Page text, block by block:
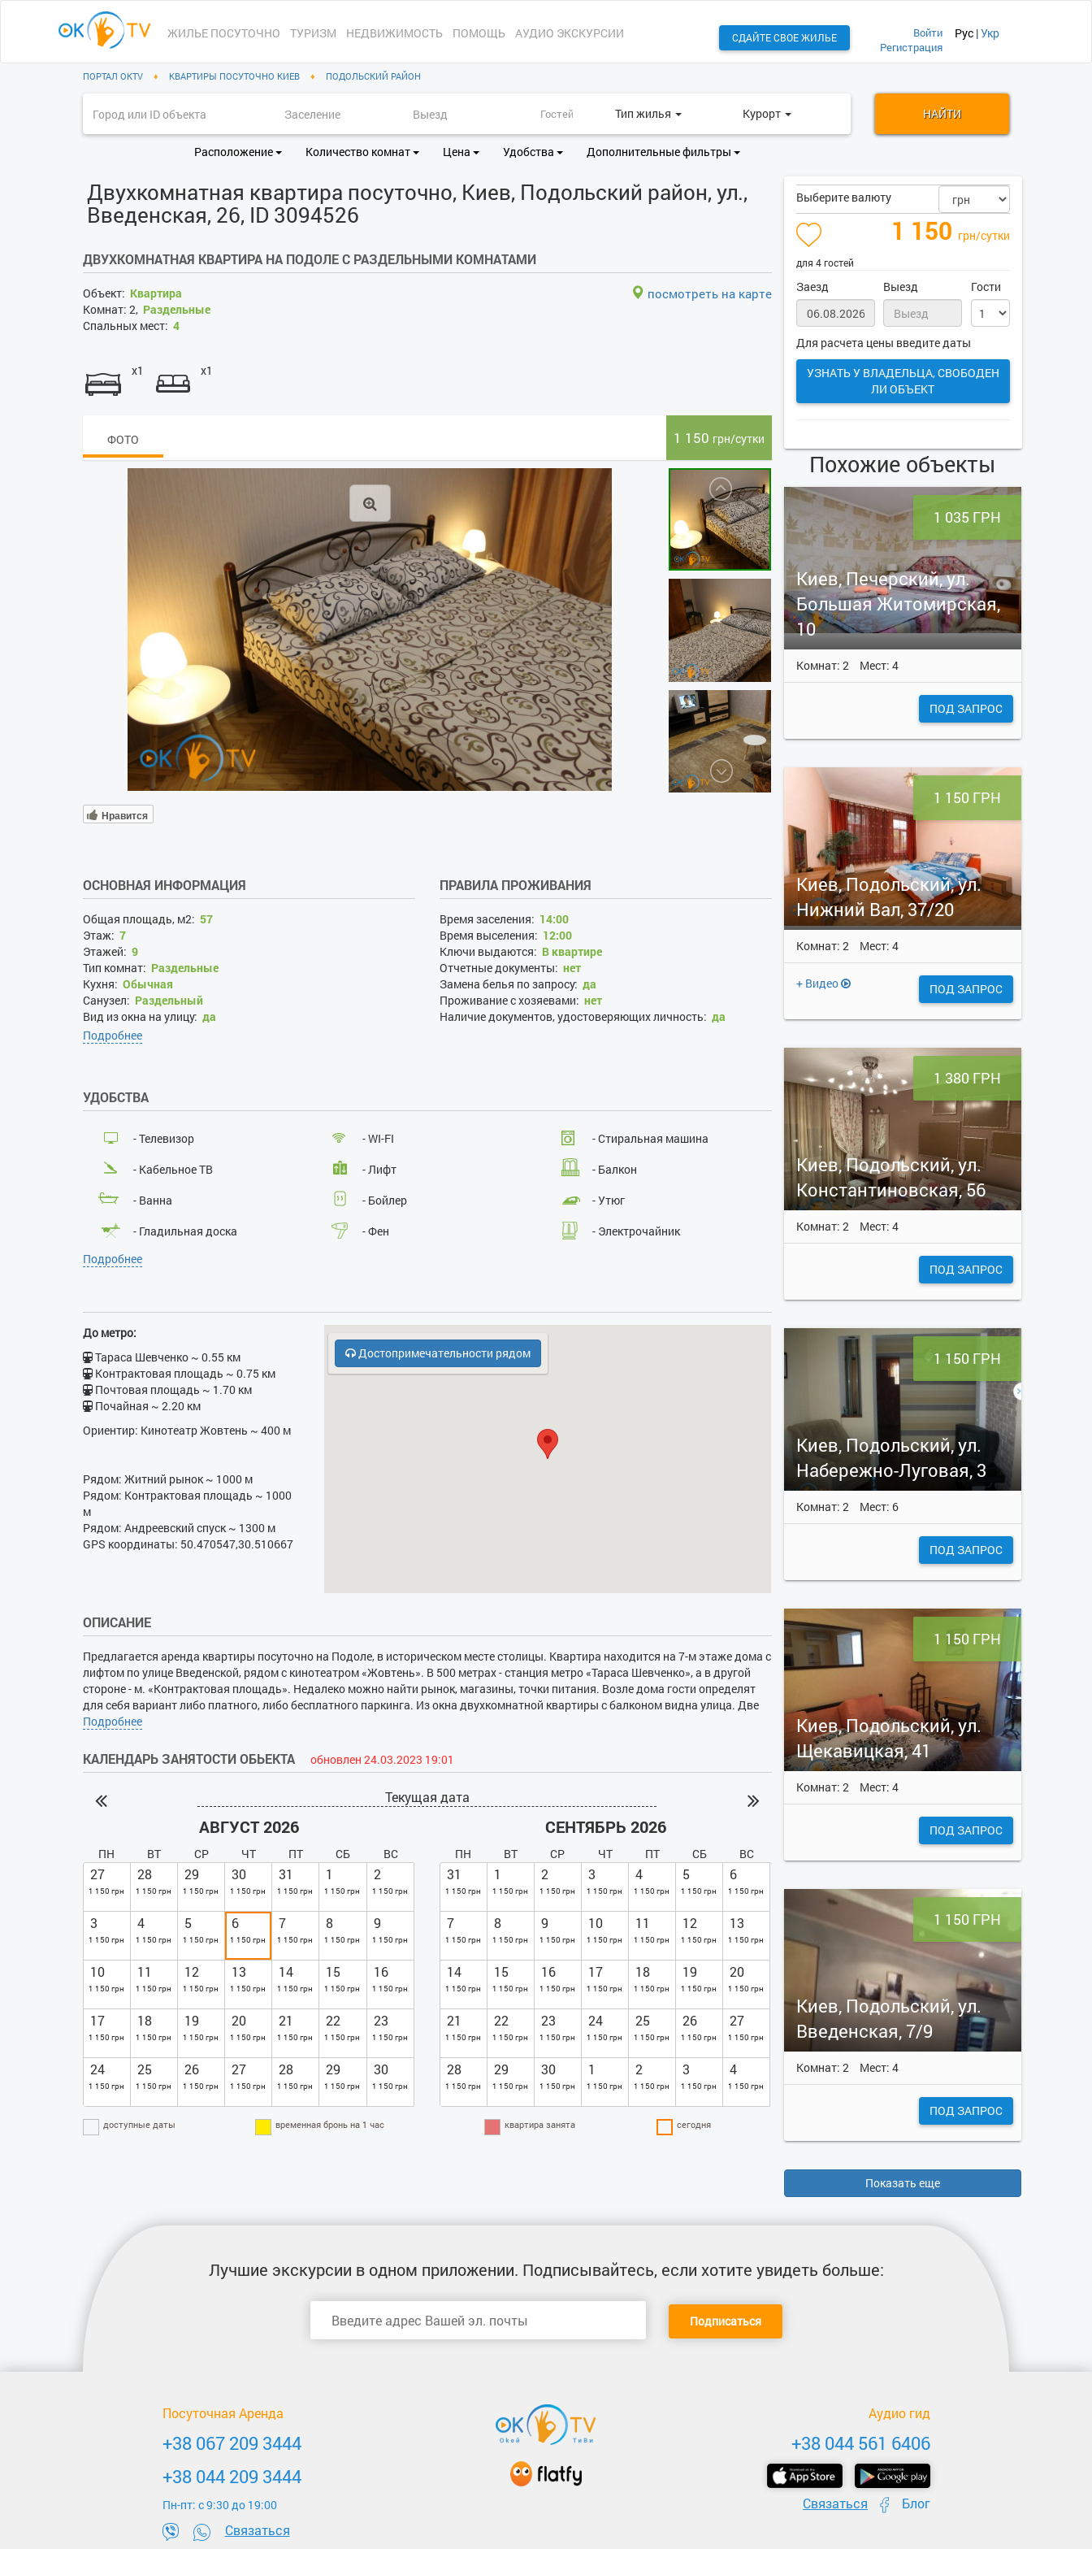
ЖИЛЬЕ ПОСУТОЧНО ТУРИЗМ НЕДВИЖИМОСТЬ ПОМОЩЬ АУДИО ЭКСКУРСИИ СДАЙТЕ СВОЕ ЖИЛЬЕ
Войти
Регистрация
Рус |Укр
ПОРТАЛ OKTV ♦ КВАРТИРЫ ПОСУТОЧНО КИЕВ ♦ ПОДОЛЬСКИЙ РАЙОН
Тип жилья Курорт НАЙТИ
Расположение Количество комнат Цена Удобства Дополнительные фильтры
Двухкомнатная квартира посуточно, Киев, Подольский район, ул.,
Введенская, 26, ID 3094526
ДВУХКОМНАТНАЯ КВАРТИРА НА ПОДОЛЕ С РАЗДЕЛЬНЫМИ КОМНАТАМИ
Объект: Квартира
Комнат: 2, Раздельные
Спальных мест: 4
посмотреть на карте
x1 x1
ФОТО 1 150 грн/сутки
Нравится
ОСНОВНАЯ ИНФОРМАЦИЯ
Общая площадь, м2: 57
Этаж: 7
Этажей: 9
Тип комнат: Раздельные
Кухня: Обычная
Санузел: Раздельный
Вид из окна на улицу: да
ПРАВИЛА ПРОЖИВАНИЯ
Время заселения: 14:00
Время выселения: 12:00
Ключи выдаются: В квартире
Отчетные документы: нет
Замена белья по запросу: да
Проживание с хозяевами: нет
Наличие документов, удостоверяющих личность: да
Подробнее
УДОБСТВА
- Телевизор - WI-FI
- Стиральная машина
- Кабельное ТВ
- Лифт
- Балкон
- Ванна
- Бойлер
- Утюг
- Гладильная доска
- Фен
- Электрочайник
- Кухонная плита
- Холодильник
Подробнее
До метро:
Тараса Шевченко ~ 0.55 км
Контрактовая площадь ~ 0.75 км
Почтовая площадь ~ 1.70 км
Почайная ~ 2.20 км
Ориентир: Кинотеатр Жовтень ~ 400 м
Рядом: Житний рынок ~ 1000 м
Рядом: Контрактовая площадь ~ 1000
м
Рядом: Андреевский спуск ~ 1300 м
GPS координаты: 50.470547,30.510667
Достопримечательности рядом
ОПИСАНИЕ
Предлагается аренда квартиры посуточно на Подоле, в историческом месте столицы. Квартира находится на 7-м этаже дома с
лифтом по улице Введенской, рядом с кинотеатром «Жовтень». В 500 метрах - станция метро «Тараса Шевченко», а в другой
стороне - м. «Контрактовая площадь». Недалеко можно найти рынок, магазины, точки питания. Возле дома гости определят
для себя вариант либо платного, либо бесплатного паркинга. Из окна двухкомнатной квартиры с балконом видна улица. Две
раздельные комнаты имеют по 2 спальных места для четверых постояльцев. В спальне это широкая кровать, а в другой
гостям предложены: Wi-Fi, утюг, стиральная машина, телевизор, бойлер, городской телефон, фен и пр. В интерьере кухни
учтены все детали - от мебели и крупной бытовой техники до электрочайника и посуды. Санузел состоит из двух отдельных
Подробнее
КАЛЕНДАРЬ ЗАНЯТОСТИ ОБЬЕКТА обновлен 24.03.2023 19:01
Текущая дата
АВГУСТ 2026
ПН ВТ СР ЧТ ПТ СБ ВС
27
1 150 грн
28
1 150 грн
29
1 150 грн
30
1 150 грн
31
1 150 грн
1
1 150 грн
2
1 150 грн
3
1 150 грн
4
1 150 грн
5
1 150 грн
6
1 150 грн
7
1 150 грн
8
1 150 грн
9
1 150 грн
10
1 150 грн
11
1 150 грн
12
1 150 грн
13
1 150 грн
14
1 150 грн
15
1 150 грн
16
1 150 грн
17
1 150 грн
18
1 150 грн
19
1 150 грн
20
1 150 грн
21
1 150 грн
22
1 150 грн
23
1 150 грн
24
1 150 грн
25
1 150 грн
26
1 150 грн
27
1 150 грн
28
1 150 грн
29
1 150 грн
30
1 150 грн
СЕНТЯБРЬ 2026
ПН ВТ СР ЧТ ПТ СБ ВС
31
1 150 грн
1
1 150 грн
2
1 150 грн
3
1 150 грн
4
1 150 грн
5
1 150 грн
6
1 150 грн
7
1 150 грн
8
1 150 грн
9
1 150 грн
10
1 150 грн
11
1 150 грн
12
1 150 грн
13
1 150 грн
14
1 150 грн
15
1 150 грн
16
1 150 грн
17
1 150 грн
18
1 150 грн
19
1 150 грн
20
1 150 грн
21
1 150 грн
22
1 150 грн
23
1 150 грн
24
1 150 грн
25
1 150 грн
26
1 150 грн
27
1 150 грн
28
1 150 грн
29
1 150 грн
30
1 150 грн
1
1 150 грн
2
1 150 грн
3
1 150 грн
4
1 150 грн
доступные даты временная бронь на 1 час квартира занята сегодня
Выберите валюту
1 150 грн/сутки
для 4 гостей
Заезд Выезд Гости
Для расчета цены введите даты
УЗНАТЬ У ВЛАДЕЛЬЦА, СВОБОДЕН
ЛИ ОБЪЕКТ
Похожие объекты
1 035 ГРН
Киев, Печерский, ул.
Большая Житомирская,
10
Комнат: 2 Мест: 4
ПОД ЗАПРОС
1 150 ГРН
Киев, Подольский, ул.
Нижний Вал, 37/20
Комнат: 2 Мест: 4
+ Видео ПОД ЗАПРОС
1 380 ГРН
Киев, Подольский, ул.
Константиновская, 56
Комнат: 2 Мест: 4
ПОД ЗАПРОС
1 150 ГРН
Киев, Подольский, ул.
Набережно-Луговая, 3
Комнат: 2 Мест: 6
ПОД ЗАПРОС
1 150 ГРН
Киев, Подольский, ул.
Щекавицкая, 41
Комнат: 2 Мест: 4
ПОД ЗАПРОС
1 150 ГРН
Киев, Подольский, ул.
Введенская, 7/9
Комнат: 2 Мест: 4
ПОД ЗАПРОС
Показать еще
Лучшие экскурсии в одном приложении. Подписывайтесь, если хотите увидеть больше:
Подписаться
Посуточная Аренда
+38 067 209 3444
+38 044 209 3444
Пн-пт: c 9:30 до 19:00
Связаться
Аудио гид
+38 044 561 6406
Связаться Блог